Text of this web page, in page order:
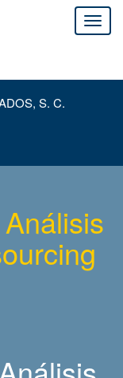
S. C.